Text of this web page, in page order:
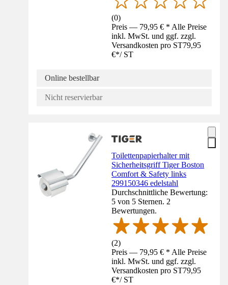
(0)
Preis — 79,95 € * Alle Preise
inkl. MwSt. und ggf. zzgl.
Versandkosten pro ST79,95
€*/ ST
Online bestellbar
Nicht reservierbar
Toilettenpapierhalter mit
Sicherheitsgriff Tiger Boston
Comfort & Safety links
299150346 edelstahl
Durchschnittliche Bewertung:
5 von 5 Sternen. 2
Bewertungen.
(2)
Preis — 79,95 € * Alle Preise
inkl. MwSt. und ggf. zzgl.
Versandkosten pro ST79,95
€*/ ST